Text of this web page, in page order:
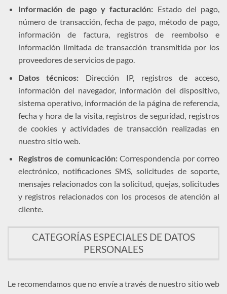
Información de pago y facturación: Estado del pago,
número de transacción, fecha de pago, método de pago,
información de factura, registros de reembolso e
información limitada de transacción transmitida por los
proveedores de servicios de pago.
Datos técnicos: Dirección IP, registros de acceso,
información del navegador, información del dispositivo,
sistema operativo, información de la página de referencia,
fecha y hora de la visita, registros de seguridad, registros
de cookies y actividades de transacción realizadas en
nuestro sitio web.
Registros de comunicación:Correspondencia por correo
electrónico, notificaciones SMS, solicitudes de soporte,
mensajes relacionados con la solicitud, quejas, solicitudes
y registros relacionados con los procesos de atención al
cliente.
CATEGORÍAS ESPECIALES DE DATOS
PERSONALES
Le recomendamos que no envíe a través de nuestro sitio web